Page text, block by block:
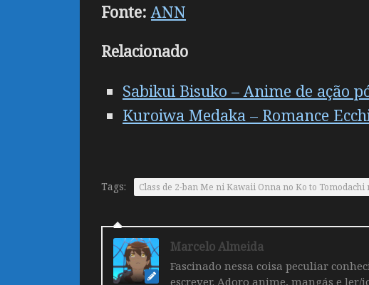
Fonte: ANN
Relacionado
Sabikui Bisuko – Anime de ação
Kuroiwa Medaka – Romance
Tags: Class de 2-ban Me ni Kawaii Onna no Ko to
Marcelo Almeida
Fascinado nessa coisa peculiar
escrever. Adoro anime, mangás e ler/